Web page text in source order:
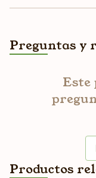
Preguntas y
Este
Productos